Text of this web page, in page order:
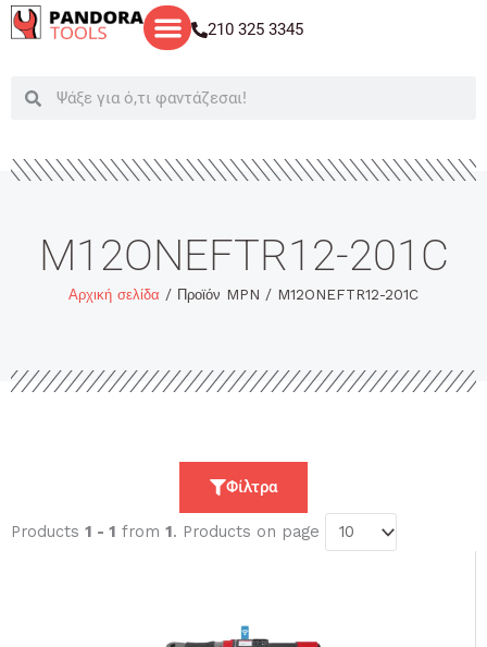
Μετάβαση
στο
210 325 3345
SearchSearch
M12ONEFTR12-201C
Αρχική σελίδα / Προϊόν MPN / M12ONEFTR12-201C
Φίλτρα
Products 1 - 1 from 1. Products on page